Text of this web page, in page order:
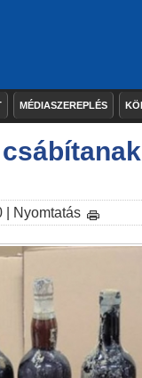
MÉDIASZEREPLÉS
Nyomtatás